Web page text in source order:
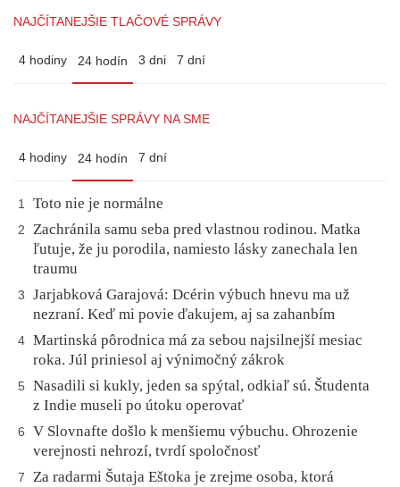
NAJČÍTANEJŠIE TLAČOVÉ SPRÁVY
4 hodiny 24 hodín 3 dni 7 dní
NAJČÍTANEJŠIE SPRÁVY NA SME
4 hodiny 24 hodín 7 dní
1 Toto nie je normálne
2
Zachránila samu seba pred vlastnou rodinou. Matka
ľutuje, že ju porodila, namiesto lásky zanechala len
traumu
3
Jarjabková Garajová: Dcérin výbuch hnevu ma už
nezraní. Keď mi povie ďakujem, aj sa zahanbím
4 Martinská pôrodnica má za sebou najsilnejší mesiac
roka. Júl priniesol aj výnimočný zákrok
5
Nasadili si kukly, jeden sa spýtal, odkiaľ sú. Študenta
z Indie museli po útoku operovať
6
V Slovnafte došlo k menšiemu výbuchu. Ohrozenie
verejnosti nehrozí, tvrdí spoločnosť
7
Za radarmi Šutaja Eštoka je zrejme osoba, ktorá